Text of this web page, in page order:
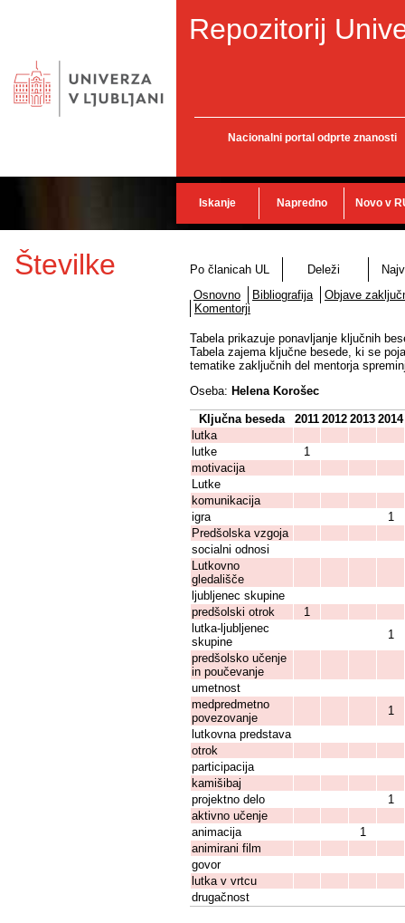
Repozitorij
Nacionalni portal odprte znanosti
Iskanje Napredno Novo v
Številke Po članicah UL Deleži
Osnovno
Bibliografija
Objave
Komentorji
Tabela prikazuje ponavljanje ključnih
Tabela zajema ključne besede, ki se
tematike zaključnih del mentorja
Oseba: Helena Korošec
Ključna beseda 2011 2012 2013 2014
lutka
lutke
1
motivacija
Lutke
komunikacija
igra
1
Predšolska vzgoja
socialni odnosi
Lutkovno
gledališče
ljubljenec skupine
predšolski otrok
1
lutka-ljubljenec
skupine
1
predšolsko učenje
in poučevanje
umetnost
medpredmetno
povezovanje
1
lutkovna predstava
otrok
participacija
kamišibaj
projektno delo
1
aktivno učenje
animacija
1
animirani film
govor
lutka v vrtcu
drugačnost